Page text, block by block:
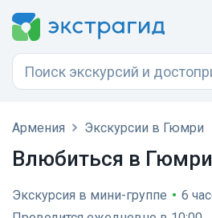
Армения Экскурсии в Гюмри
Влюбиться в
Экскурсия в мини-группе • 6